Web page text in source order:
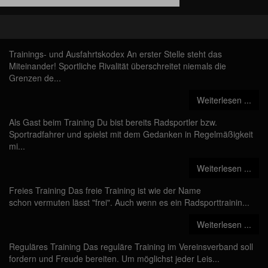
Trainings- und Ausfahrtskodex An erster Stelle steht das
Miteinander! Sportliche Rivalität überschreitet niemals die
Grenzen de...
Weiterlesen ...
Als Gast beim Training Du bist bereits Radsportler bzw.
Sportradfahrer und spielst mit dem Gedanken in Regelmäßigkeit
mi...
Weiterlesen ...
Freies Training Das freie Training ist wie der Name
schon vermuten lässt "frei". Auch wenn es ein Radsporttrainin...
Weiterlesen ...
Reguläres Training Das reguläre Training im Vereinsverband soll
fordern und Freude bereiten. Um möglichst jeder Leis...